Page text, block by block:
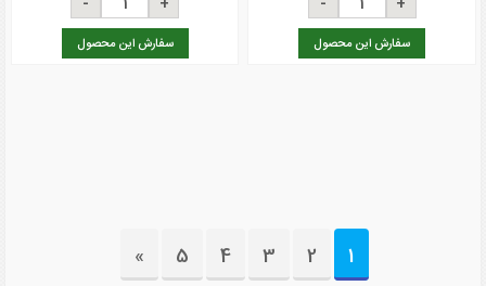
سفارش این محصول سفارش این محصول
1
2
3
4
5
»